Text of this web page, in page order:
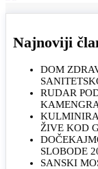
Najnoviji
DOM
RUDAR
ŽIVE KOD
SLOBODE
SANSKI